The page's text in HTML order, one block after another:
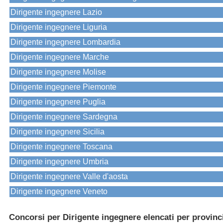
Dirigente ingegnere Lazio
Dirigente ingegnere Liguria
Dirigente ingegnere Lombardia
Dirigente ingegnere Marche
Dirigente ingegnere Molise
Dirigente ingegnere Piemonte
Dirigente ingegnere Puglia
Dirigente ingegnere Sardegna
Dirigente ingegnere Sicilia
Dirigente ingegnere Toscana
Dirigente ingegnere Umbria
Dirigente ingegnere Valle d'aosta
Dirigente ingegnere Veneto
Concorsi per Dirigente ingegnere elencati per